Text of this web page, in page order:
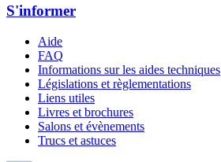
S'informer
Aide
FAQ
Informations sur les aides techniques
Législations et règlementations
Liens utiles
Livres et brochures
Salons et évènements
Trucs et astuces